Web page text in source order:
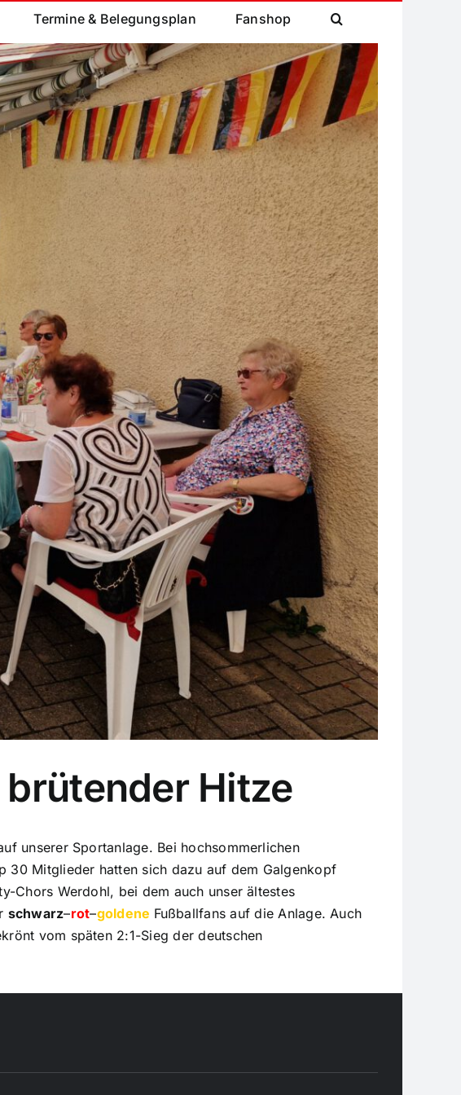
Termine & Belegungsplan Fanshop
Hitze
unserer Sportanlage. Bei hochsommerlichen
30 Mitglieder hatten sich dazu auf dem Galgenkopf
Chors Werdohl, bei dem auch unser ältestes
schwarz–rot–goldene Fußballfans auf die Anlage. Auch
vom späten 2:1-Sieg der deutschen